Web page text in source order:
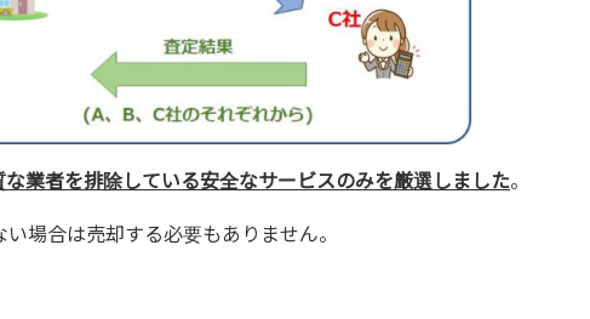
業者を排除している安全なサービスのみを厳選しました。
場合は売却する必要もありません。